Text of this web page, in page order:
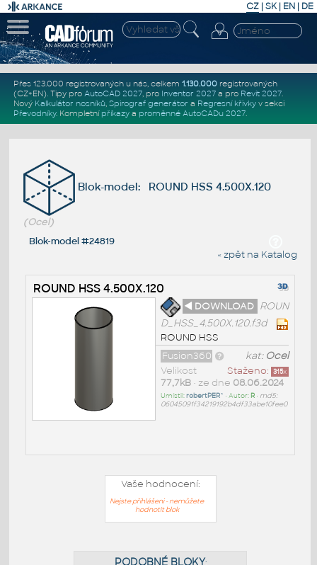
CZ | SK| EN | DE
Přes 123.000 registrovaných u nás, celkem 1.130.000registrovaných
(CZ+EN). Tipy pro AutoCAD 2027, pro Inventor 2027a pro Revit 2027.
Nový Kalkulátor nosníků, Spirograf generátor a Regresní křivkyv sekci
Převodníky. Kompletní příkazya proměnné AutoCADu 2027.
Blok-model: ROUND HSS 4.500X.120
(Ocel)
Blok-model #24819
« zpět na Katalog
ROUND HSS 4.500X.120
◄ DOWNLOAD ROUN
D_HSS_4.500X.120.f3d
ROUND HSS
kat: Ocel
Fusion360
Staženo: 315x
Velikost
77,7kB• ze dne 08.06.2024
Umístil:robertPER^ • Autor: R• md5:
06045091f34219192b4df33abe10fee0
Vaše hodnocení:
Nejste přihlášeni - nemůžete
hodnotit blok